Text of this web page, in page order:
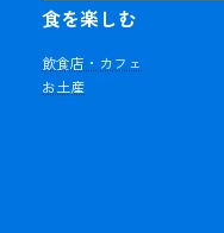
食を楽しむ
飲食店・カフェ
お土産